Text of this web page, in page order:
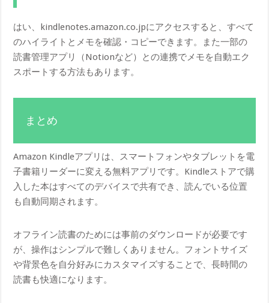
はい、kindlenotes.amazon.co.jpにアクセスすると、すべて
のハイライトとメモを確認・コピーできます。また一部の
読書管理アプリ（Notionなど）との連携でメモを自動エク
スポートする方法もあります。
まとめ
Amazon Kindleアプリは、スマートフォンやタブレットを電
子書籍リーダーに変える無料アプリです。Kindleストアで購
入した本はすべてのデバイスで共有でき、読んでいる位置
も自動同期されます。
オフライン読書のためには事前のダウンロードが必要です
が、操作はシンプルで難しくありません。フォントサイズ
や背景色を自分好みにカスタマイズすることで、長時間の
読書も快適になります。